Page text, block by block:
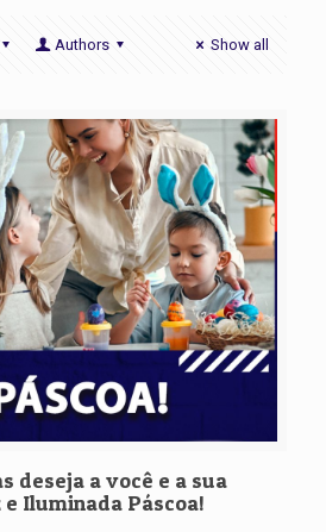
Authors Show all
deseja a você e a sua
Iluminada Páscoa!